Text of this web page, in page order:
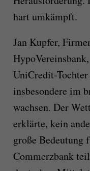
hart umkämpft.
Jan Kupfer,
UniCredit-
insbesondere im
wachsen. Der
erklärte, kein
große Bedeutung
Commerzbank